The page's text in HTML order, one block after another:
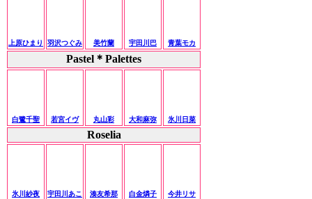
上原ひまり 羽沢つぐみ 美竹蘭 宇田川巴 青葉モカ
Pastel＊Palettes
白鷺千聖 若宮イヴ 丸山彩 大和麻弥 氷川日菜
Roselia
氷川紗夜 宇田川あこ 湊友希那 白金燐子 今井リサ